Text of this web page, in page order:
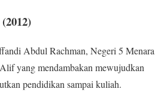
Abdul Rachman, Negeri 5 Menara
yang mendambakan mewujudkan
pendidikan sampai kuliah.